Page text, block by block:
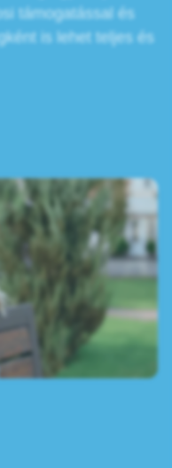
támogatással és
is lehet teljes és